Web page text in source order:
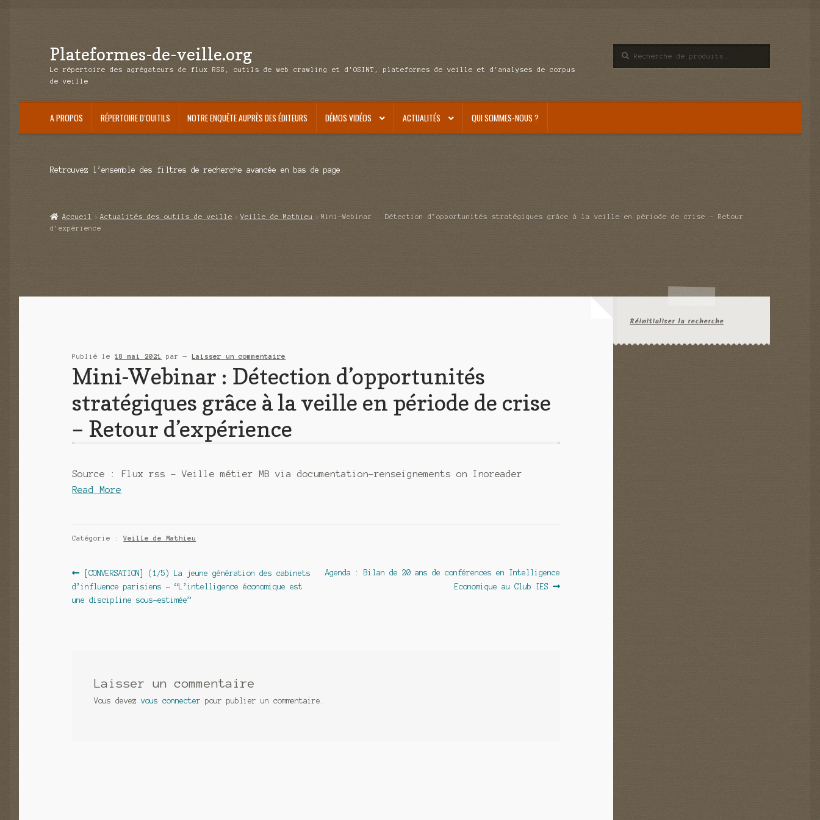
Aller
à
Aller
au
Plateformes-de-veille.org
Le répertoire des agrégateurs de flux RSS, outils de web crawling et d'OSINT, plateformes de veille et d'analyses de corpus
de veille
pour :
A PROPOS RÉPERTOIRE D’OUITILS NOTRE ENQUÊTE AUPRÈS DES ÉDITEURS DÉMOS VIDÉOS ACTUALITÉS QUI SOMMES-NOUS ?
Retrouvez l’ensemble des filtres de recherche avancée en bas de page.
Accueil Actualités des outils de veille Veille de Mathieu
Mini-Webinar : Détection d’opportunités stratégiques grâce à la veille en période de crise – Retour
d’expérience
Publié le18 mai 2021 par—Laisser un commentaire
Mini-Webinar : Détection d’opportunités
stratégiques grâce à la veille en période de crise
– Retour d’expérience
Source : Flux rss – Veille métier MB via documentation-renseignements on Inoreader
Read More
Catégorie :Veille de Mathieu
Navigation
de
Article
précédent :
[CONVERSATION] (1/5) La jeune génération des cabinets
d’influence parisiens – “L’intelligence économique est
une discipline sous-estimée”
Article
Agenda : Bilan de 20 ans de conférences en Intelligence
Economique au Club IES
Laisser un commentaire
Vous devezvous connecter pour publier un commentaire.
Réinitialiser la recherche